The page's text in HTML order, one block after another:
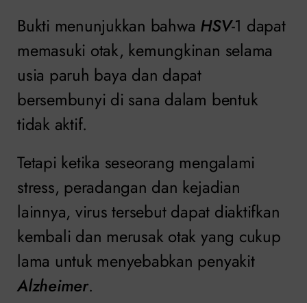
Bukti menunjukkan bahwa HSV-1 dapat
memasuki otak, kemungkinan selama
usia paruh baya dan dapat
bersembunyi di sana dalam bentuk
tidak aktif.
Tetapi ketika seseorang mengalami
stress, peradangan dan kejadian
lainnya, virus tersebut dapat diaktifkan
kembali dan merusak otak yang cukup
lama untuk menyebabkan penyakit
Alzheimer.